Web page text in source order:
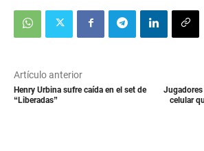
Artículo anterior
Henry Urbina sufre caída en el set de
“Liberadas”
Jugadores
celular